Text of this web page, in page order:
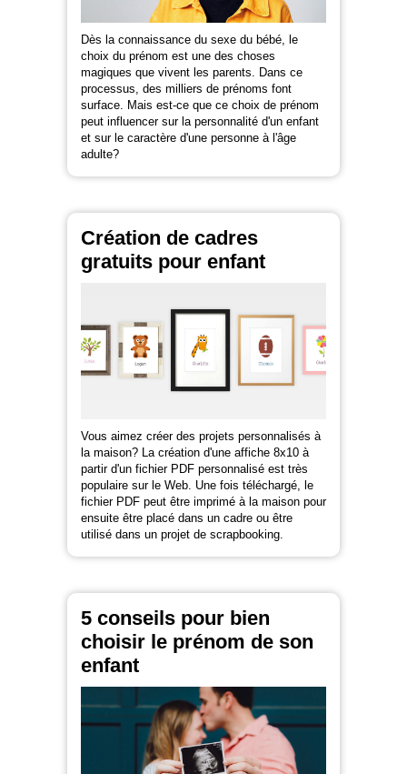
Dès la connaissance du sexe du bébé, le
choix du prénom est une des choses
magiques que vivent les parents. Dans ce
processus, des milliers de prénoms font
surface. Mais est-ce que ce choix de prénom
peut influencer sur la personnalité d'un enfant
et sur le caractère d'une personne à l'âge
adulte?
Création de cadres
gratuits pour enfant
Vous aimez créer des projets personnalisés à
la maison? La création d'une affiche 8x10 à
partir d'un fichier PDF personnalisé est très
populaire sur le Web. Une fois téléchargé, le
fichier PDF peut être imprimé à la maison pour
ensuite être placé dans un cadre ou être
utilisé dans un projet de scrapbooking.
5 conseils pour bien
choisir le prénom de son
enfant